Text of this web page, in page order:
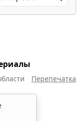
Перепечатка